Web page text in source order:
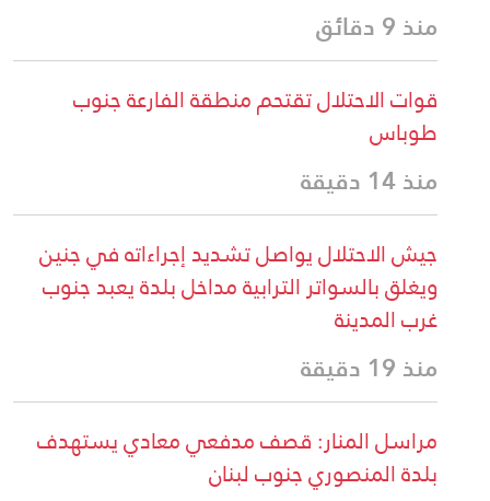
منذ 9 دقائق
قوات الاحتلال تقتحم منطقة الفارعة جنوب
طوباس
منذ 14 دقيقة
جيش الاحتلال يواصل تشديد إجراءاته في جنين
ويغلق بالسواتر الترابية مداخل بلدة يعبد جنوب
غرب المدينة
منذ 19 دقيقة
مراسل المنار: قصف مدفعي معادي يستهدف
بلدة المنصوري جنوب لبنان